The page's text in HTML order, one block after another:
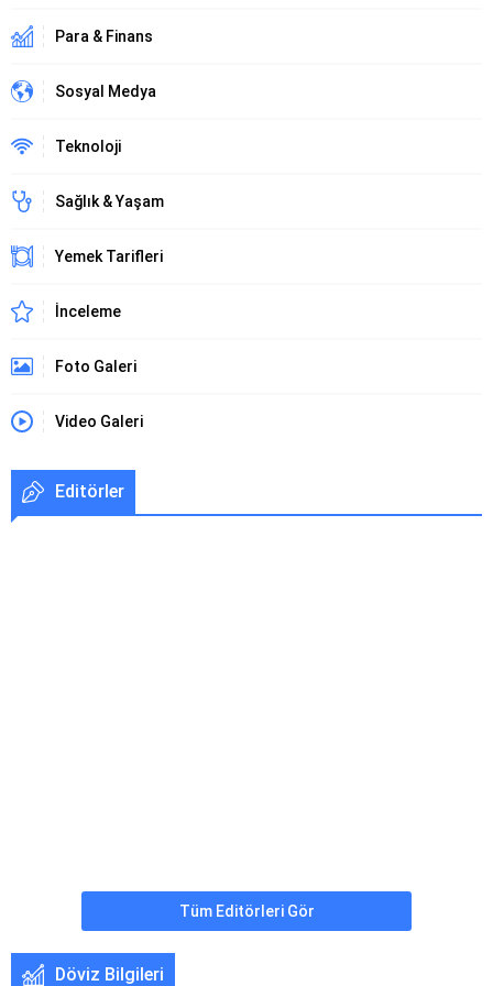
Para & Finans
Sosyal Medya
Teknoloji
Sağlık & Yaşam
Yemek Tarifleri
İnceleme
Foto Galeri
Video Galeri
Editörler
Tüm Editörleri Gör
Döviz Bilgileri